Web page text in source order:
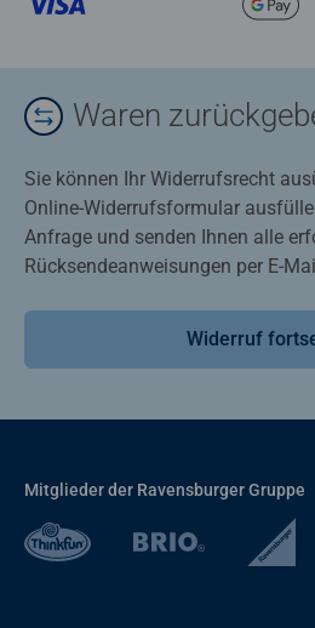
Waren
Sie können Ihr Widerrufsrecht
Online-Widerrufsformular
Anfrage und senden Ihnen alle
Rücksendeanweisungen per E-
Widerruf
Mitglieder der Ravensburger Gruppe